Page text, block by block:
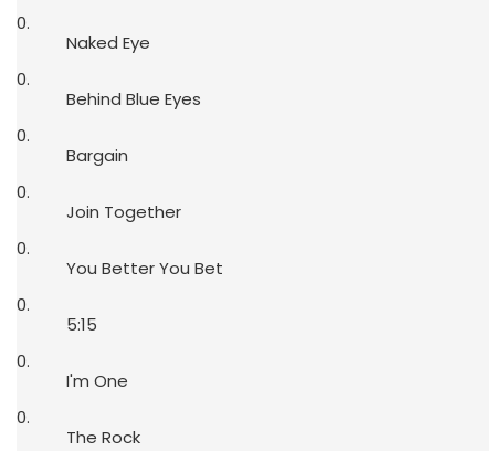
Naked Eye
Behind Blue Eyes
Bargain
Join Together
You Better You Bet
5:15
I'm One
The Rock